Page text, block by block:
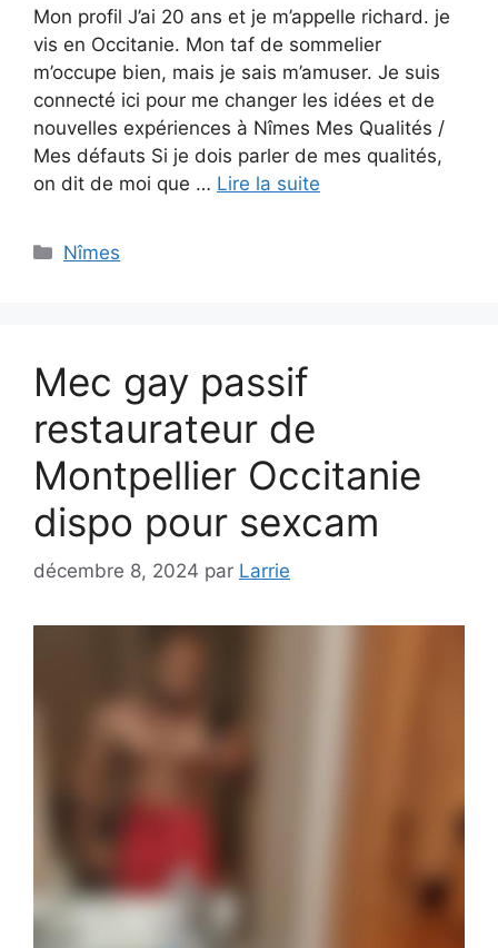
Mon profil J’ai 20 ans et je m’appelle richard. je
vis en Occitanie. Mon taf de sommelier
m’occupe bien, mais je sais m’amuser. Je suis
connecté ici pour me changer les idées et de
nouvelles expériences à Nîmes Mes Qualités /
Mes défauts Si je dois parler de mes qualités,
on dit de moi que … Lire la suite
Catégories
Nîmes
Mec gay passif
restaurateur de
Montpellier Occitanie
dispo pour sexcam
décembre 8, 2024 par Larrie